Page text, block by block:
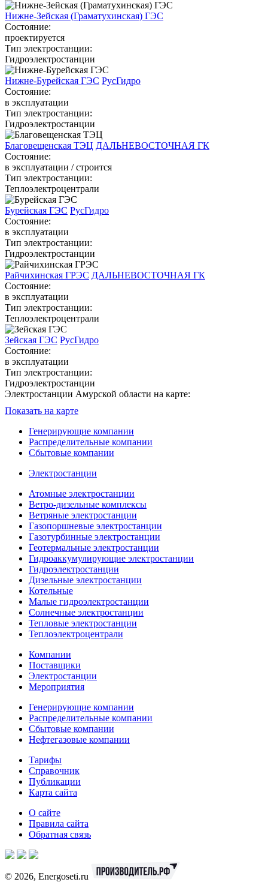
Нижне-Зейская (Граматухинская) ГЭС
Состояние:
проектируется
Тип электростанции:
Гидроэлектростанции
Нижне-Бурейская ГЭС РусГидро
Состояние:
в эксплуатации
Тип электростанции:
Гидроэлектростанции
Благовещенская ТЭЦ ДАЛЬНЕВОСТОЧНАЯ ГК
Состояние:
в эксплуатации / строится
Тип электростанции:
Теплоэлектроцентрали
Бурейская ГЭС РусГидро
Состояние:
в эксплуатации
Тип электростанции:
Гидроэлектростанции
Райчихинская ГРЭС ДАЛЬНЕВОСТОЧНАЯ ГК
Состояние:
в эксплуатации
Тип электростанции:
Теплоэлектроцентрали
Зейская ГЭС РусГидро
Состояние:
в эксплуатации
Тип электростанции:
Гидроэлектростанции
Электростанции Амурской области на карте:
Показать на карте
Генерирующие компании
Распределительные компании
Сбытовые компании
Электростанции
Атомные электростанции
Ветро-дизельные комплексы
Ветряные электростанции
Газопоршневые электростанции
Газотурбинные электростанции
Геотермальные электростанции
Гидроаккумулирующие электростанции
Гидроэлектростанции
Дизельные электростанции
Котельные
Малые гидроэлектростанции
Солнечные электростанции
Тепловые электростанции
Теплоэлектроцентрали
Компании
Поставщики
Электростанции
Мероприятия
Генерирующие компании
Распределительные компании
Сбытовые компании
Нефтегазовые компании
Тарифы
Справочник
Публикации
Карта сайта
О сайте
Правила сайта
Обратная связь
© 2026, Energoseti.ru